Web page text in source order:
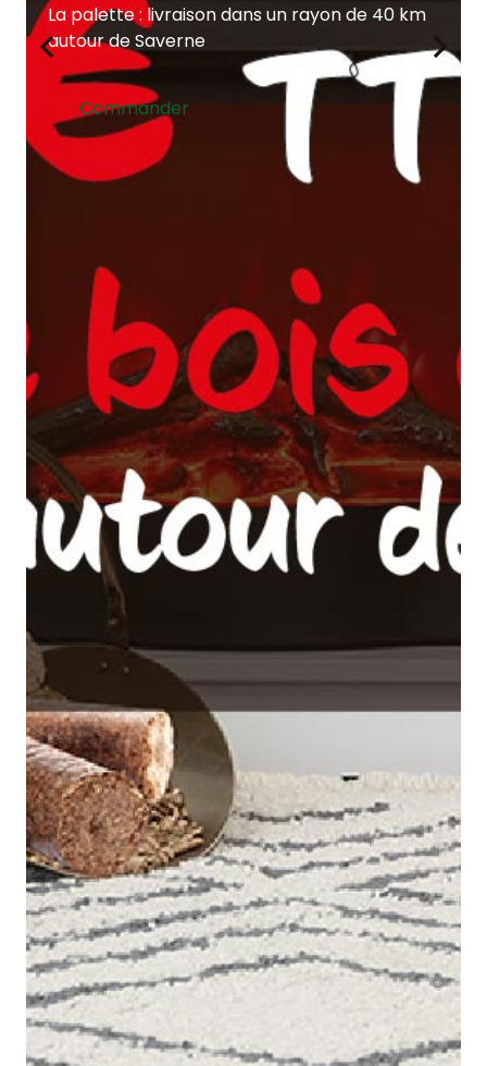
Moins d’encombrement et un stockage
simplifié
Commander